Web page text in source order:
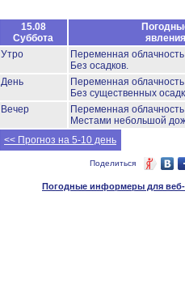
15.08
Суббота
явления
Утро
Переменная
Без осадков.
День
Переменная
Без существенных
Вечер
Переменная
Местами небольшой
<< Прогноз на 5-10 день
Поделиться
Погодные информеры для веб-